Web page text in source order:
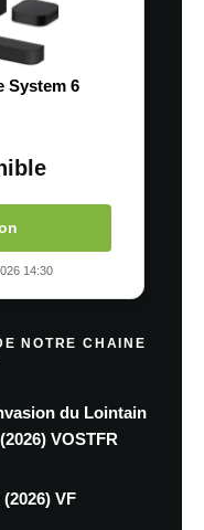
System 6
14:30
NOTRE CHAINE
du Lointain
VOSTFR
VF